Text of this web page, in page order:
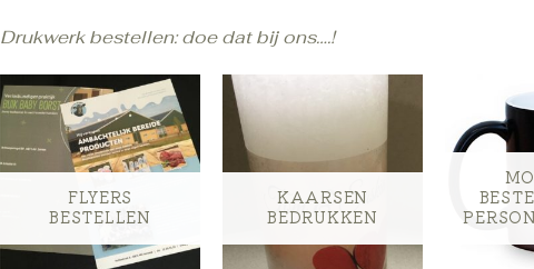
Drukwerk bestellen: doe dat bij ons….!
FLYERS
BESTELLEN
KAARSEN
BEDRUKKEN